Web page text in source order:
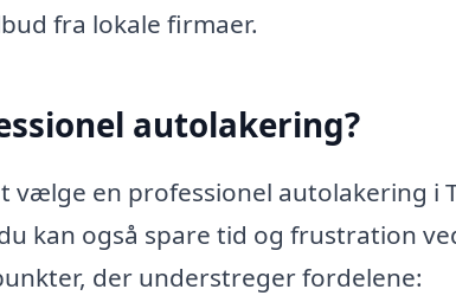
fra lokale firmaer.
autolakering?
vælge en professionel autolakering i
kan også spare tid og frustration
der understreger fordelene: